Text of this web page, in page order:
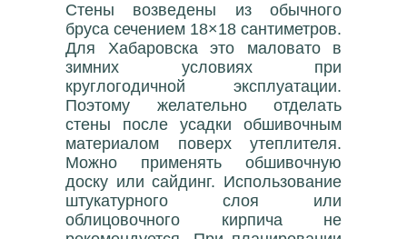
Стены возведены из обычного
бруса сечением 18×18 сантиметров.
Для Хабаровска это маловато в
зимних условиях при
круглогодичной эксплуатации.
Поэтому желательно отделать
стены после усадки обшивочным
материалом поверх утеплителя.
Можно применять обшивочную
доску или сайдинг. Использование
штукатурного слоя или
облицовочного кирпича не